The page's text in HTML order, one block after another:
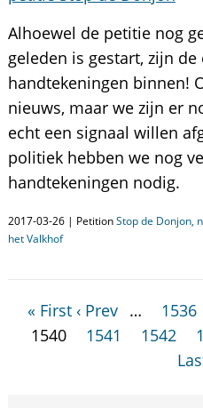
Alhoewel de petitie nog
geleden is gestart, zijn
handtekeningen binnen!
nieuws, maar we zijn er
echt een signaal willen
politiek hebben we nog
handtekeningen nodig.
2017-03-26 | PetitionStop de Donjon,
het Valkhof
« First ‹ Prev … 1536
1540
1541 1542